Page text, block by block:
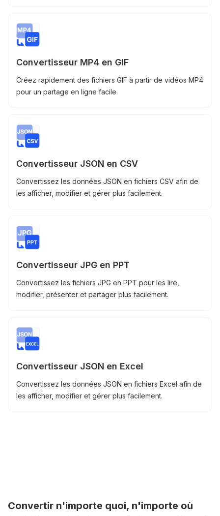
Convertisseur MP4 en GIF
Créez rapidement des fichiers GIF à partir de vidéos MP4
pour un partage en ligne facile.
Convertisseur JSON en CSV
Convertissez les données JSON en fichiers CSV afin de
les afficher, modifier et gérer plus facilement.
Convertisseur JPG en PPT
Convertissez les fichiers JPG en PPT pour les lire,
modifier, présenter et partager plus facilement.
Convertisseur JSON en Excel
Convertissez les données JSON en fichiers Excel afin de
les afficher, modifier et gérer plus facilement.
Convertir n'importe quoi, n'importe où